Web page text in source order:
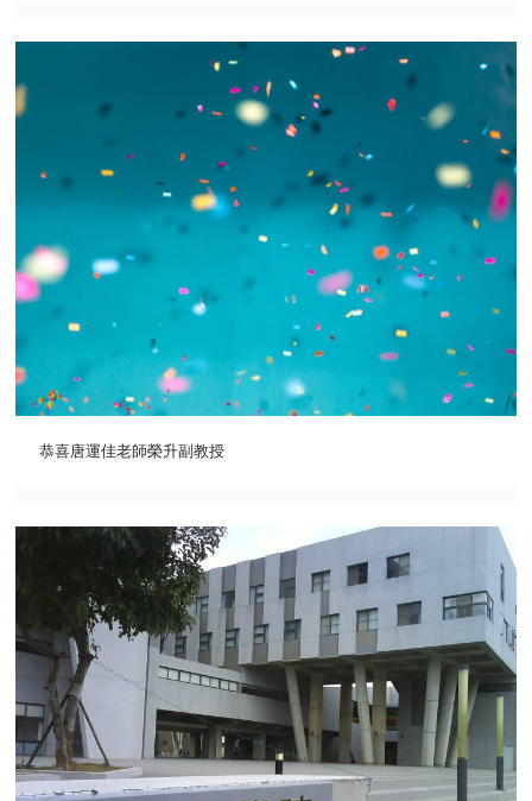
恭喜唐運佳老師榮升副教授